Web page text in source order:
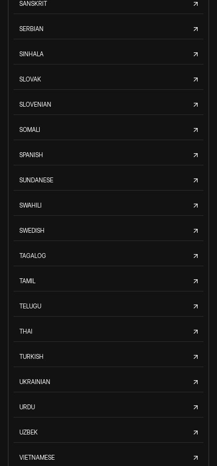
SANSKRIT
SERBIAN
SINHALA
SLOVAK
SLOVENIAN
SOMALI
SPANISH
SUNDANESE
SWAHILI
SWEDISH
TAGALOG
TAMIL
TELUGU
THAI
TURKISH
UKRAINIAN
URDU
UZBEK
VIETNAMESE